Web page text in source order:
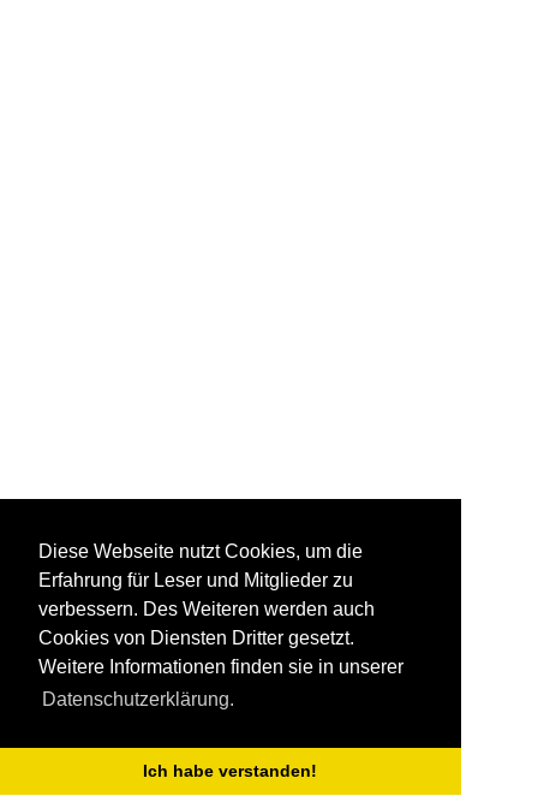
Diese Webseite nutzt Cookies, um die
Erfahrung für Leser und Mitglieder zu
verbessern. Des Weiteren werden auch
Cookies von Diensten Dritter gesetzt.
Weitere Informationen finden sie in unserer
Datenschutzerklärung.
Ich habe verstanden!